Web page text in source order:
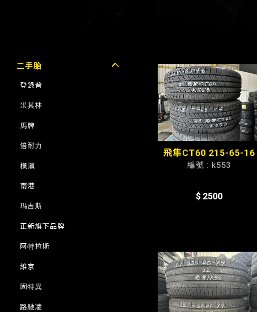
二手胎
登錄普
米其林
馬牌
倍耐力
橫濱
南港
瑪吉斯
正新旗下品牌
阿特拉斯
維京
固特異
路馳凌
飛隼CT60 215-65-16
編號 : k553
$ 2500